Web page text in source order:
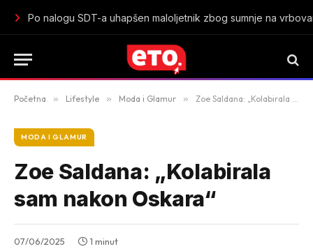
Po nalogu SDT-a uhapšen maloljetnik zbog sumnje na
Početna » Lifestyle » Moda i Glamur » Zoe Saldana: „Kolabirala sam nakon Oskara“
MODA I GLAMUR
Zoe Saldana: „Kolabirala
sam nakon Oskara“
07/06/2025
1 minut